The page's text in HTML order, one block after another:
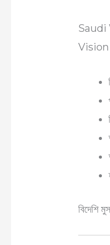
Saudi
Vision
বিদেশি